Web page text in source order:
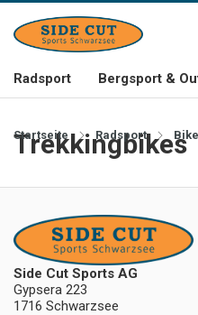
Radsport Bergsport &
Startseite Radsport
Trekkingbikes
Side Cut Sports AG
Gypsera 223
1716 Schwarzsee